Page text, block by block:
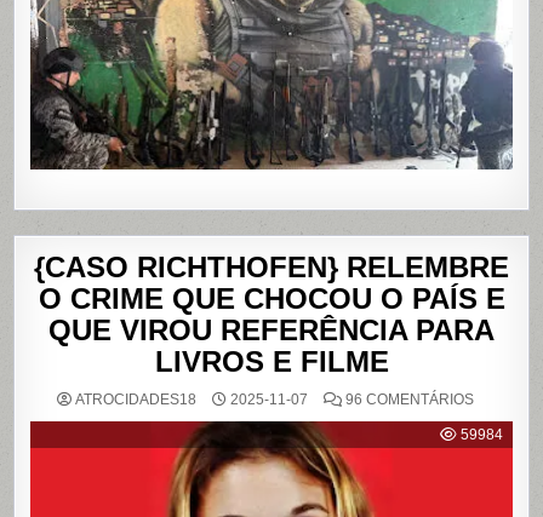
PENHA,
NO
RIO
{CASO RICHTHOFEN} RELEMBRE
O CRIME QUE CHOCOU O PAÍS E
QUE VIROU REFERÊNCIA PARA
LIVROS E FILME
ATROCIDADES18 2025-11-07 96 COMENTÁRIOSEM
59984